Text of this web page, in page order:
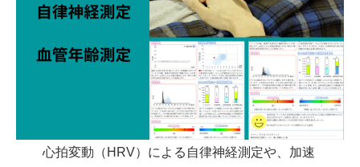
心拍変動（HRV）による自律神経測定や、加速